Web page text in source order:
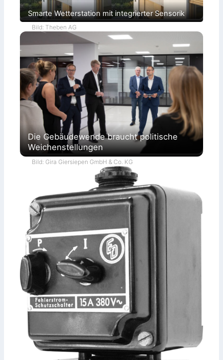
Smarte Wetterstation mit integrierter Sensorik
Bild: Theben AG
Die Gebäudewende braucht politische
Weichenstellungen
Bild: Gira Giersiepen GmbH & Co. KG